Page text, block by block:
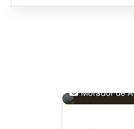
Morador de